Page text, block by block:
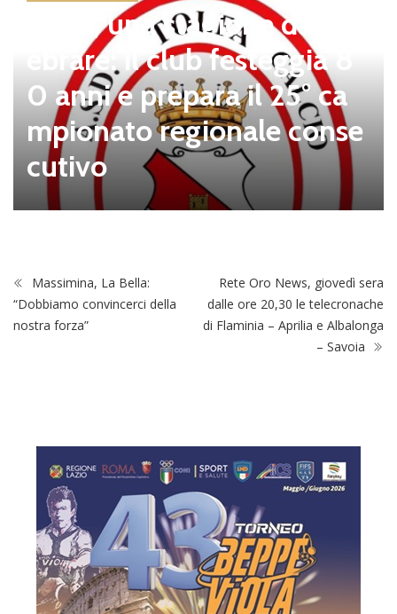
Tolfa, una stagione da cel
ebrare: il club festeggia 8
0 anni e prepara il 25° ca
mpionato regionale conse
cutivo
Massimina, La Bella:
“Dobbiamo convincerci della
nostra forza”
Rete Oro News, giovedì sera
dalle ore 20,30 le telecronache
di Flaminia – Aprilia e Albalonga
– Savoia